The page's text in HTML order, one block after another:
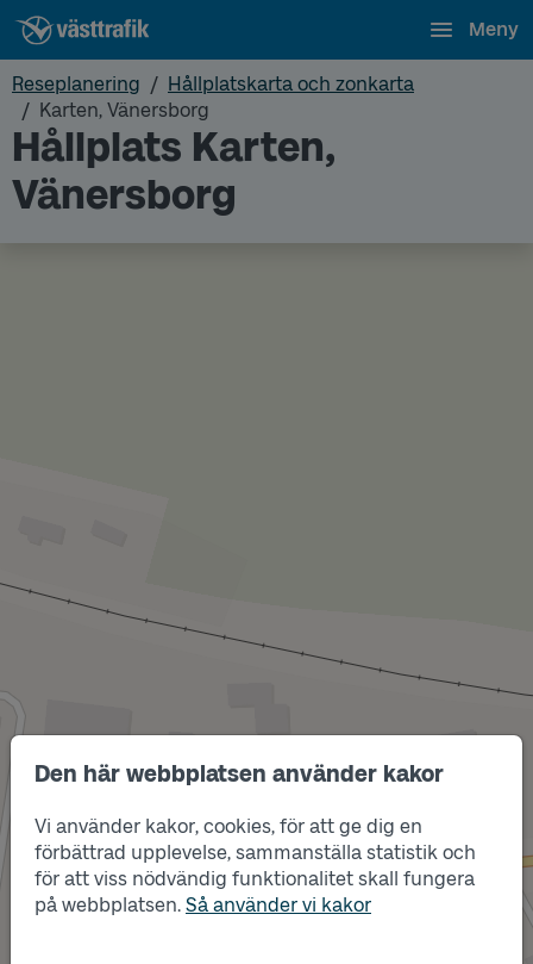
Den här webbplatsen använder kakor
Vi använder kakor, cookies, för att ge dig en
förbättrad upplevelse, sammanställa statistik och
för att viss nödvändig funktionalitet skall fungera
på webbplatsen. Så använder vi kakor
Meny
Reseplanering
Hållplatskarta och zonkarta
Karten, Vänersborg
Hållplats Karten,
Vänersborg
Läge
A
Läge
B